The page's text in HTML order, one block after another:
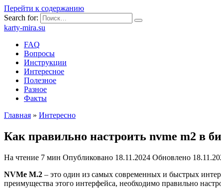
Перейти к содержанию
Search for:
karty-mira.su
FAQ
Вопросы
Инструкции
Интересное
Полезное
Разное
Факты
Главная » Интересно
Как правильно настроить nvme m2 в
На чтение 7 мин Опубликовано 18.11.2024 Обновлено
NVMe M.2 – это один из самых современных и быстрых
преимущества этого интерфейса, необходимо правильно